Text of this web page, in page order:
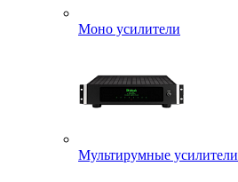
Моно усилители
Мультирумные усилители